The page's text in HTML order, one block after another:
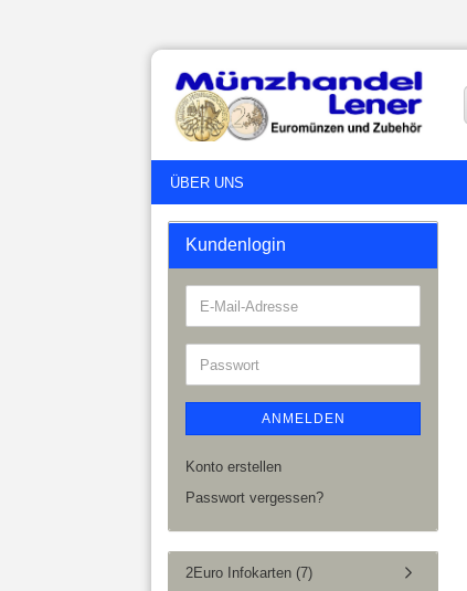
ÜBER UNS
Kundenlogin
ANMELDEN
Konto erstellen
Passwort vergessen?
2Euro Infokarten (7)